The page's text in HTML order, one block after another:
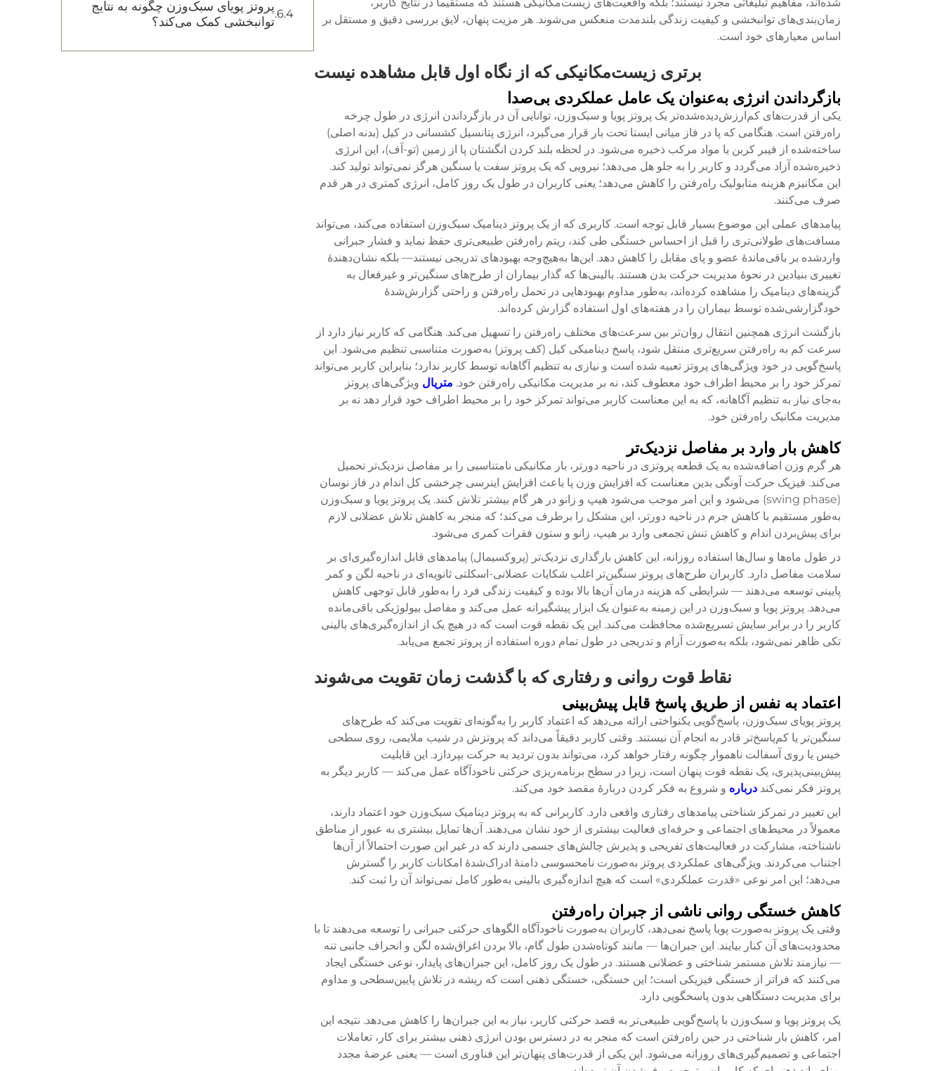
زمان‌بندی‌های توانبخشی و کیفیت زندگی بلندمدت منعکس می‌شوند. هر مزیت پنهان، لایق بررسی دقیق و مستقل بر
اساس معیارهای خود است.
برتری زیست‌مکانیکی که از نگاه اول قابل مشاهده نیست
بازگرداندن انرژی به‌عنوان یک عامل عملکردی بی‌صدا
یکی از قدرت‌های کم‌ارزش‌دیده‌شده‌تر یک پروتز پویا و سبک‌وزن، توانایی آن در بازگرداندن انرژی در طول چرخه
راه‌رفتن است. هنگامی که پا در فاز میانی ایستا تحت بار قرار می‌گیرد، انرژی پتانسیل کشسانی در کیل (بدنه اصلی)
ساخته‌شده از فیبر کربن یا مواد مرکب ذخیره می‌شود. در لحظه بلند کردن انگشتان پا از زمین (تو-آف)، این انرژی
ذخیره‌شده آزاد می‌گردد و کاربر را به جلو هل می‌دهد؛ نیرویی که یک پروتز سفت یا سنگین هرگز نمی‌تواند تولید کند.
این مکانیزم هزینه متابولیک راه‌رفتن را کاهش می‌دهد؛ یعنی کاربران در طول یک روز کامل، انرژی کمتری در هر قدم
صرف می‌کنند.
پیامدهای عملی این موضوع بسیار قابل توجه است. کاربری که از یک پروتز دینامیک سبک‌وزن استفاده می‌کند، می‌تواند
مسافت‌های طولانی‌تری را قبل از احساس خستگی طی کند، ریتم راه‌رفتن طبیعی‌تری حفظ نماید و فشار جبرانی
واردشده بر باقی‌ماندهٔ عضو و پاى مقابل را کاهش دهد. این‌ها به‌هیچ‌وجه بهبودهای تدریجی نیستند— بلکه نشان‌دهندهٔ
تغییری بنیادین در نحوهٔ مدیریت حرکت بدن هستند. بالینی‌ها که گذار بیماران از طرح‌های سنگین‌تر و غیرفعال به
گزینه‌های دینامیک را مشاهده کرده‌اند، به‌طور مداوم بهبودهایی در تحمل راه‌رفتن و راحتی گزارش‌شدهٔ
خودگزارشی‌شده توسط بیماران را در هفته‌های اول استفاده گزارش کرده‌اند.
بازگشت انرژی همچنین انتقال روان‌تر بین سرعت‌های مختلف راه‌رفتن را تسهیل می‌کند. هنگامی که کاربر نیاز دارد از
سرعت کم به راه‌رفتن سریع‌تری منتقل شود، پاسخ دینامیکی کیل (کف پروتز) به‌صورت متناسبی تنظیم می‌شود. این
پاسخ‌گویی در خود ویژگی‌های پروتز تعبیه شده است و نیازی به تنظیم آگاهانه توسط کاربر ندارد؛ بنابراین کاربر می‌تواند
تمرکز خود را بر محیط اطراف خود معطوف کند، نه بر مدیریت مکانیکی راه‌رفتن خود. متریال ویژگی‌های پروتز
به‌جای نیاز به تنظیم آگاهانه، که به این معناست کاربر می‌تواند تمرکز خود را بر محیط اطراف خود قرار دهد نه بر
مدیریت مکانیک راه‌رفتن خود.
کاهش بار وارد بر مفاصل نزدیک‌تر
هر گرم وزن اضافه‌شده به یک قطعه پروتزی در ناحیه دورتر، بار مکانیکی نامتناسبی را بر مفاصل نزدیک‌تر تحمیل
می‌کند. فیزیک حرکت آونگی بدین معناست که افزایش وزن پا باعث افزایش اینرسی چرخشی کل اندام در فاز نوسان
(swing phase) می‌شود و این امر موجب می‌شود هیپ و زانو در هر گام بیشتر تلاش کنند. یک پروتز پویا و سبک‌وزن
به‌طور مستقیم با کاهش جرم در ناحیه دورتر، این مشکل را برطرف می‌کند؛ که منجر به کاهش تلاش عضلانی لازم
برای پیش‌بردن اندام و کاهش تنش تجمعی وارد بر هیپ، زانو و ستون فقرات کمری می‌شود.
در طول ماه‌ها و سال‌ها استفاده روزانه، این کاهش بارگذاری نزدیک‌تر (پروکسیمال) پیامدهای قابل اندازه‌گیری‌ای بر
سلامت مفاصل دارد. کاربران طرح‌های پروتز سنگین‌تر اغلب شکایات عضلانی-اسکلتی ثانویه‌ای در ناحیه لگن و کمر
پایینی توسعه می‌دهند — شرایطی که هزینه درمان آن‌ها بالا بوده و کیفیت زندگی فرد را به‌طور قابل توجهی کاهش
می‌دهد. پروتز پویا و سبک‌وزن در این زمینه به‌عنوان یک ابزار پیشگیرانه عمل می‌کند و مفاصل بیولوژیکی باقی‌مانده
کاربر را در برابر سایش تسریع‌شده محافظت می‌کند. این یک نقطه قوت است که در هیچ یک از اندازه‌گیری‌های بالینی
تکی ظاهر نمی‌شود، بلکه به‌صورت آرام و تدریجی در طول تمام دوره استفاده از پروتز تجمع می‌یابد.
نقاط قوت روانی و رفتاری که با گذشت زمان تقویت می‌شوند
اعتماد به نفس از طریق پاسخ قابل پیش‌بینی
پروتز پویای سبک‌وزن، پاسخ‌گویی یکنواختی ارائه می‌دهد که اعتماد کاربر را به‌گونه‌ای تقویت می‌کند که طرح‌های
سنگین‌تر یا کم‌پاسخ‌تر قادر به انجام آن نیستند. وقتی کاربر دقیقاً می‌داند که پروتزش در شیب ملایمی، روی سطحی
خیس یا روی آسفالت ناهموار چگونه رفتار خواهد کرد، می‌تواند بدون تردید به حرکت بپردازد. این قابلیت
پیش‌بینی‌پذیری، یک نقطه قوت پنهان است، زیرا در سطح برنامه‌ریزی حرکتی ناخودآگاه عمل می‌کند — کاربر دیگر به
پروتز فکر نمی‌کند درباره و شروع به فکر کردن دربارهٔ مقصد خود می‌کند.
این تغییر در تمرکز شناختی پیامدهای رفتاری واقعی دارد. کاربرانی که به پروتز دینامیک سبک‌وزن خود اعتماد دارند،
معمولاً در محیط‌های اجتماعی و حرفه‌ای فعالیت بیشتری از خود نشان می‌دهند. آن‌ها تمایل بیشتری به عبور از مناطق
ناشناخته، مشارکت در فعالیت‌های تفریحی و پذیرش چالش‌های جسمی دارند که در غیر این صورت احتمالاً از آن‌ها
اجتناب می‌کردند. ویژگی‌های عملکردی پروتز به‌صورت نامحسوسی دامنهٔ ادراک‌شدهٔ امکانات کاربر را گسترش
می‌دهد؛ این امر نوعی «قدرت عملکردی» است که هیچ اندازه‌گیری بالینی به‌طور کامل نمی‌تواند آن را ثبت کند.
کاهش خستگی روانی ناشی از جبران راه‌رفتن
وقتی یک پروتز به‌صورت پویا پاسخ نمی‌دهد، کاربران به‌صورت ناخودآگاه الگوهای حرکتی جبرانی را توسعه می‌دهند تا با
محدودیت‌های آن کنار بیایند. این جبران‌ها — مانند کوتاه‌شدن طول گام، بالا بردن اغراق‌شده لگن و انحراف جانبی تنه
— نیازمند تلاش مستمر شناختی و عضلانی هستند. در طول یک روز کامل، این جبران‌های پایدار، نوعی خستگی ایجاد
می‌کنند که فراتر از خستگی فیزیکی است؛ این خستگی، خستگی ذهنی است که ریشه در تلاش پایین‌سطحی و مداوم
برای مدیریت دستگاهی بدون پاسخگویی دارد.
یک پروتز پویا و سبک‌وزن با پاسخ‌گویی طبیعی‌تر به قصد حرکتی کاربر، نیاز به این جبران‌ها را کاهش می‌دهد. نتیجه این
امر، کاهش بار شناختی در حین راه‌رفتن است که منجر به در دسترس بودن انرژی ذهنی بیشتر برای کار، تعاملات
اجتماعی و تصمیم‌گیری‌های روزانه می‌شود. این یکی از قدرت‌های پنهان‌تر این فناوری است — یعنی عرضهٔ مجدد
پروتز پویای سبک‌وزن چگونه به نتایج
توانبخشی کمک می‌کند؟